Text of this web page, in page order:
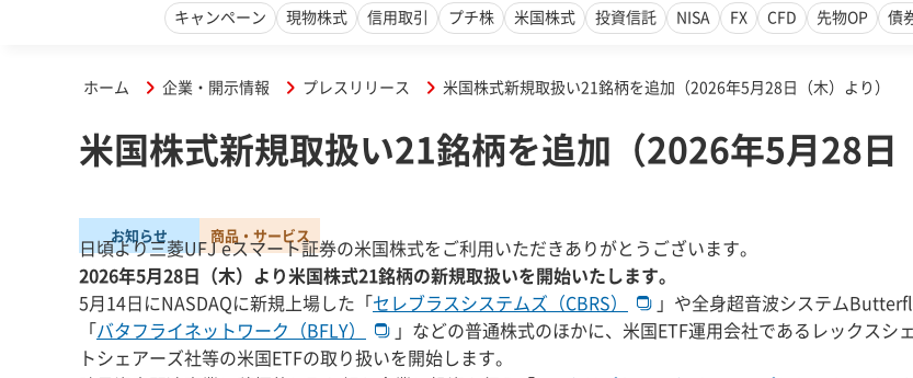
キャンペーン 現物株式 信用取引 プチ株 米国株式 投資信託 NISA FX CFD 先物OP 債
ホーム 企業・開示情報 プレスリリース 米国株式新規取扱い21銘柄を追加（2026年5月28日（木）より）
米国株式新規取扱い21銘柄を追加（2026年5月28日
お知らせ 商品・サービス
日頃より三菱UFJ eスマート証券の米国株式をご利用いただきありがとうございます。
2026年5月28日（木）より米国株式21銘柄の新規取扱いを開始いたします。
5月14日にNASDAQに新規上場した「 セレブラスシステムズ（CBRS）
」や全身超音波システム
「 バタフライネットワーク（BFLY）
」などの普通株式のほかに、米国ETF運用会社であるレックスシ
トシェアーズ社等の米国ETFの取り扱いを開始します。